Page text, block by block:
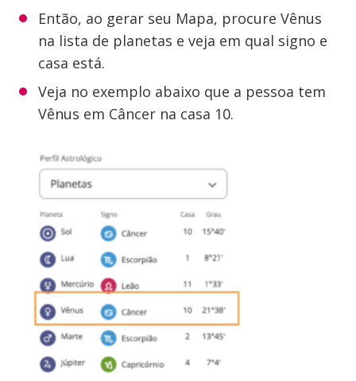
Então, ao gerar seu Mapa, procure Vênus
na lista de planetas e veja em qual signo e
casa está.
Veja no exemplo abaixo que a pessoa tem
Vênus em Câncer na casa 10.